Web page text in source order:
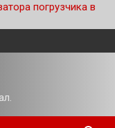
погрузчика в